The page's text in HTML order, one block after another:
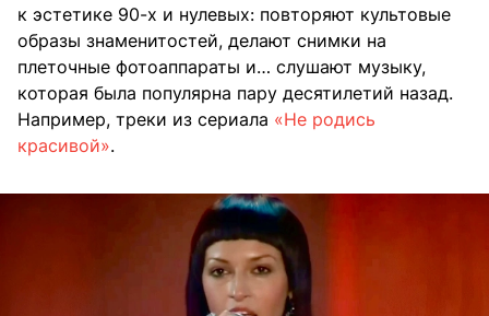
к эстетике 90-х и нулевых: повторяют культовые
образы знаменитостей, делают снимки на
плеточные фотоаппараты и… слушают музыку,
которая была популярна пару десятилетий назад.
Например, треки из сериала «Не родись
красивой».